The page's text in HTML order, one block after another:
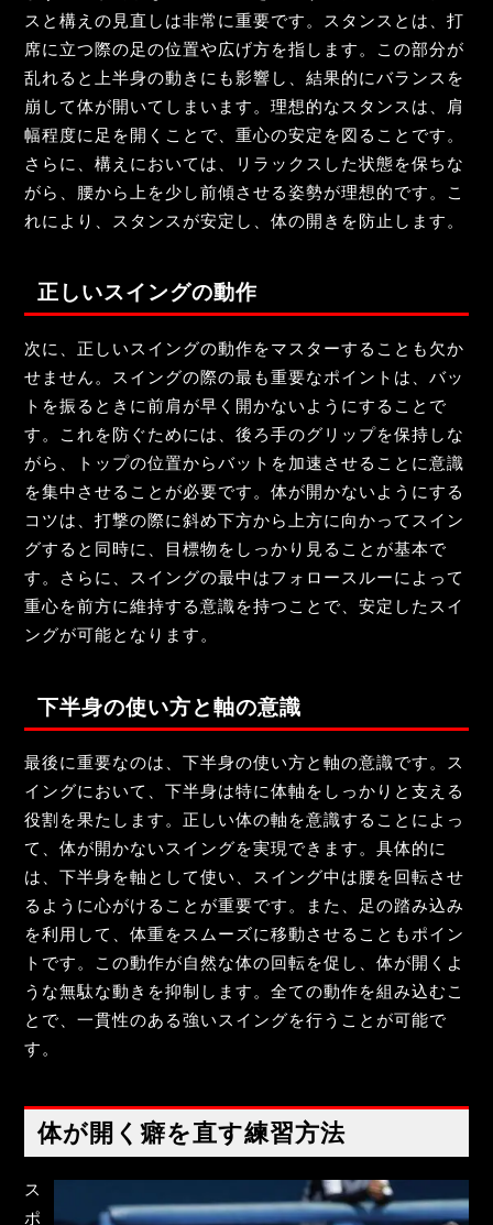
スと構えの見直しは非常に重要です。スタンスとは、打
席に立つ際の足の位置や広げ方を指します。この部分が
乱れると上半身の動きにも影響し、結果的にバランスを
崩して体が開いてしまいます。理想的なスタンスは、肩
幅程度に足を開くことで、重心の安定を図ることです。
さらに、構えにおいては、リラックスした状態を保ちな
がら、腰から上を少し前傾させる姿勢が理想的です。こ
れにより、スタンスが安定し、体の開きを防止します。
正しいスイングの動作
次に、正しいスイングの動作をマスターすることも欠か
せません。スイングの際の最も重要なポイントは、バッ
トを振るときに前肩が早く開かないようにすることで
す。これを防ぐためには、後ろ手のグリップを保持しな
がら、トップの位置からバットを加速させることに意識
を集中させることが必要です。体が開かないようにする
コツは、打撃の際に斜め下方から上方に向かってスイン
グすると同時に、目標物をしっかり見ることが基本で
す。さらに、スイングの最中はフォロースルーによって
重心を前方に維持する意識を持つことで、安定したスイ
ングが可能となります。
下半身の使い方と軸の意識
最後に重要なのは、下半身の使い方と軸の意識です。ス
イングにおいて、下半身は特に体軸をしっかりと支える
役割を果たします。正しい体の軸を意識することによっ
て、体が開かないスイングを実現できます。具体的に
は、下半身を軸として使い、スイング中は腰を回転させ
るように心がけることが重要です。また、足の踏み込み
を利用して、体重をスムーズに移動させることもポイン
トです。この動作が自然な体の回転を促し、体が開くよ
うな無駄な動きを抑制します。全ての動作を組み込むこ
とで、一貫性のある強いスイングを行うことが可能で
す。
体が開く癖を直す練習方法
ス
ポ